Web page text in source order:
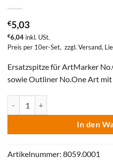
€5,03
€6,04 inkl. USt.
Preis per 10er-Set, zzgl. Versand,
Ersatzspitze für ArtMarker
sowie Outliner No.One Art mit
In den
Artikelnummer: 8059.0001